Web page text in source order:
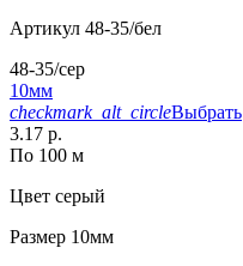
Артикул 48-35/бел
48-35/сер
10мм
checkmark_alt_circleВыбрать
3.17 р.
По 100 м
Цвет серый
Размер 10мм